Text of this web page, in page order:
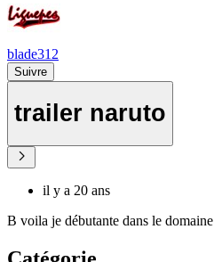
blade312
Suivre
trailer naruto
il y a 20 ans
B voila je débutante dans le